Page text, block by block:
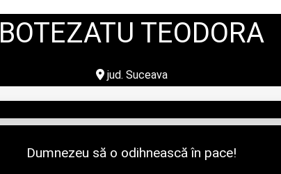
BOTEZATU TEODORA
jud. Suceava
Dumnezeu să o odihnească în pace!